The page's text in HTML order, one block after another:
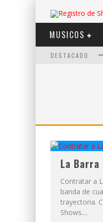
MUSICOS
DESTACADO
La Barra
Contratar a
banda de
trayectoria.
Shows....